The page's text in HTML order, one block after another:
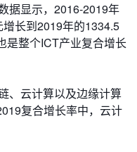
据显示，2016-2019年
长到2019年的1334.5
是整个ICT产业复合增长
、云计算以及边缘计算
复合增长率中，云计